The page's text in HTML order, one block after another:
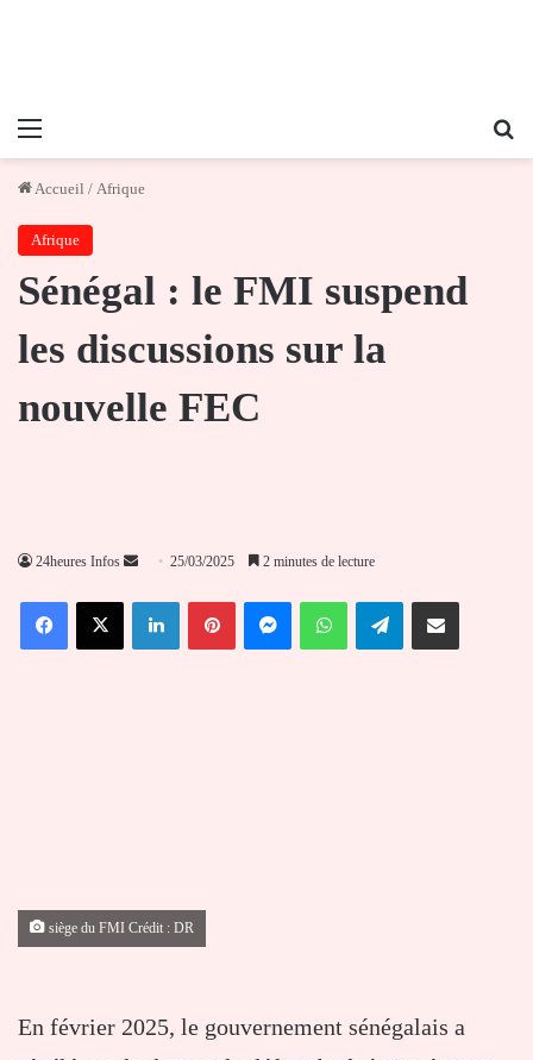
Menu
Accueil / Afrique
Afrique
Sénégal : le FMI suspend
les discussions sur la
nouvelle FEC
24heures Infos
Envoyer
courriel
25/03/2025 2 minutes de lecture
FacebookX LinkedinPinterestMessengerWhatsAppTelegramPartager par email
siège du FMI Crédit : DR
En février 2025, le gouvernement sénégalais a